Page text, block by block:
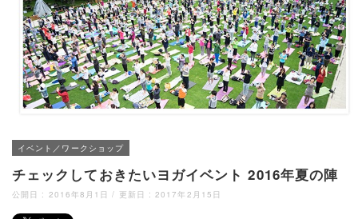
イベント／ワークショップ
チェックしておきたいヨガイベント 2016年夏の陣
公開日 : 2016年8月1日 / 更新日 : 2017年2月15日